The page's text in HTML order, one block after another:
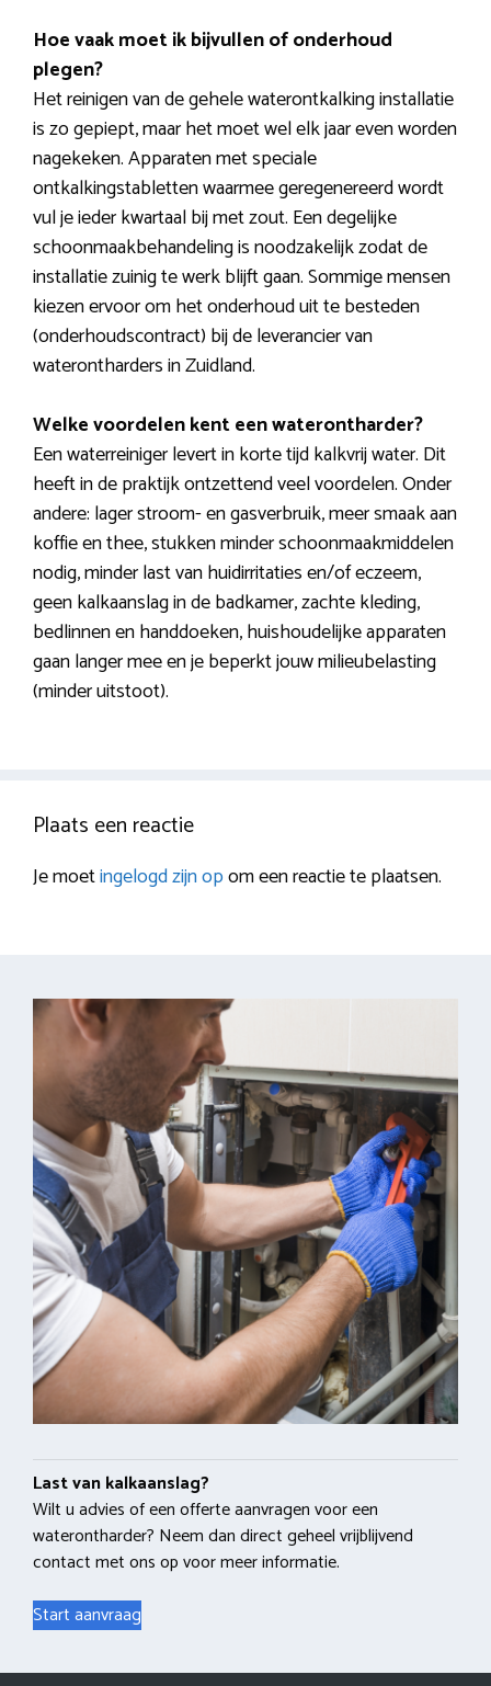
Hoe vaak moet ik bijvullen of onderhoud
plegen?
Het reinigen van de gehele waterontkalking installatie
is zo gepiept, maar het moet wel elk jaar even worden
nagekeken. Apparaten met speciale
ontkalkingstabletten waarmee geregenereerd wordt
vul je ieder kwartaal bij met zout. Een degelijke
schoonmaakbehandeling is noodzakelijk zodat de
installatie zuinig te werk blijft gaan. Sommige mensen
kiezen ervoor om het onderhoud uit te besteden
(onderhoudscontract) bij de leverancier van
waterontharders in Zuidland.
Welke voordelen kent een waterontharder?
Een waterreiniger levert in korte tijd kalkvrij water. Dit
heeft in de praktijk ontzettend veel voordelen. Onder
andere: lager stroom- en gasverbruik, meer smaak aan
koffie en thee, stukken minder schoonmaakmiddelen
nodig, minder last van huidirritaties en/of eczeem,
geen kalkaanslag in de badkamer, zachte kleding,
bedlinnen en handdoeken, huishoudelijke apparaten
gaan langer mee en je beperkt jouw milieubelasting
(minder uitstoot).
Plaats een reactie
Je moetingelogd zijn opom een reactie te plaatsen.
Last van kalkaanslag?
Wilt u advies of een offerte aanvragen voor een
waterontharder? Neem dan direct geheel vrijblijvend
contact met ons op voor meer informatie.
Start aanvraag